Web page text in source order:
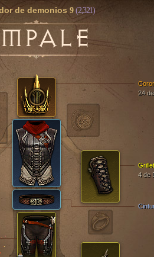
de demonios 9 (2,321)
24
4 de